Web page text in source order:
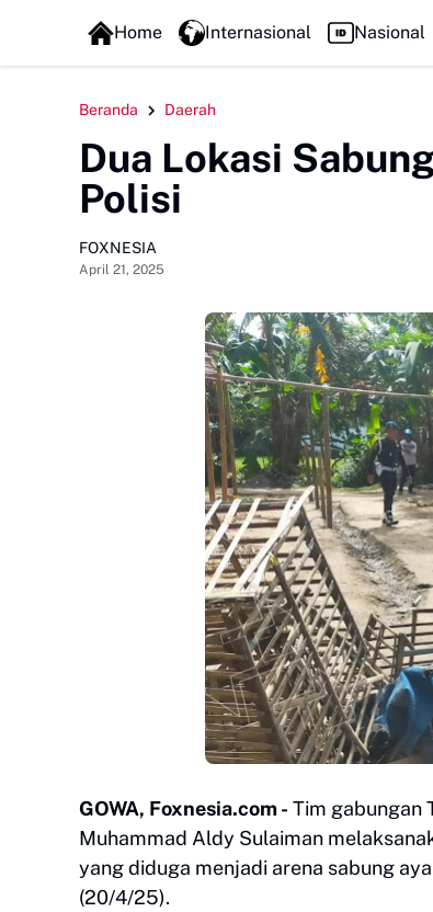
FOXLINE NEWS
Home Internasional Nasional
Beranda Daerah
Dua Lokasi
Polisi
FOXNESIA
April 21, 2025
GOWA, Foxnesia.com - Tim gabungan
Muhammad Aldy Sulaiman
yang diduga menjadi arena sabung
(20/4/25).